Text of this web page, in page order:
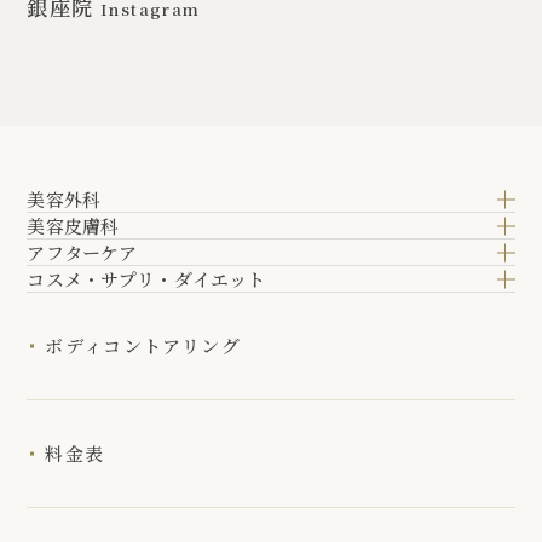
銀座院 Instagram
美容外科
美容皮膚科
アフターケア
コスメ・サプリ・ダイエット
ボディコントアリング
料金表